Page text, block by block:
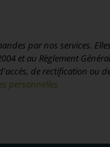
par nos services. Elles
et au Règlement Général
de rectification ou
personnelles